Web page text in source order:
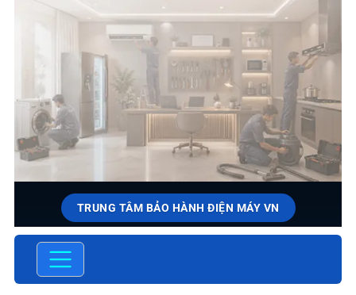
TRUNG TÂM BẢO HÀNH ĐIỆN MÁY VN
SỬA CHỮA & BẢO HÀNH